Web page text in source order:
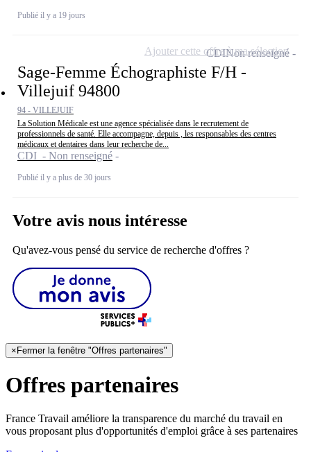
Publié il y a 19 jours
Sage-Femme Échographiste F/H -
Villejuif 94800
94 - VILLEJUIF
La Solution Médicale est une agence spécialisée dans le recrutement de
professionnels de santé. Elle accompagne, depuis , les responsables des centres
médicaux et dentaires dans leur recherche de...
CDI - Non renseigné
Publié il y a plus de 30 jours
CDINon renseigné
Ajouter cette offre à ma sélection
Votre avis nous intéresse
Qu'avez-vous pensé du service de recherche d'offres ?
×Fermer la fenêtre "Offres partenaires"
Offres partenaires
France Travail améliore la transparence du marché du travail en
vous proposant plus d'opportunités d'emploi grâce à ses partenaires